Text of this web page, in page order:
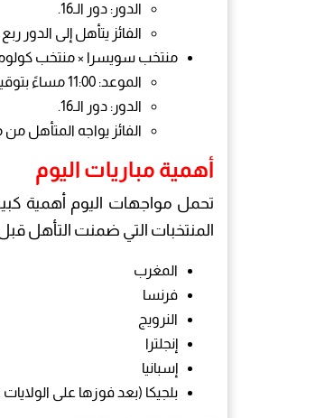
الدور: دور الـ16.
الفائز يتأهل إلى الدور
منتخب سويسرا ×منتخب
الموعد: 11:00 مساءً بتوقيت القاهرة ومكة المكرمة.
الدور: دور الـ16.
الفائز يواجه المتأهل من
أهمية مباريات اليوم
تحمل مواجهات اليوم أهمية
المنتخبات التي ضمنت التأهل
المغرب
فرنسا
النرويج
إنجلترا
إسبانيا
بلجيكا (بعد فوزها على الولايات